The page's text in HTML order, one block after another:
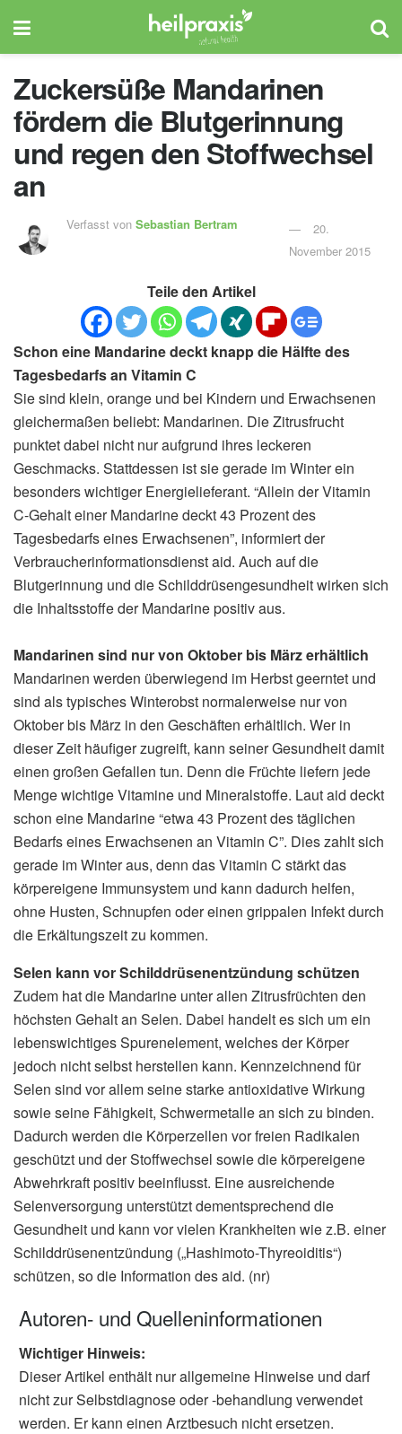
Zuckersüße Mandarinen
fördern die Blutgerinnung
und regen den Stoffwechsel
an
Verfasst von Sebastian Bertram
20.
November 2015
Teile den Artikel
Schon eine Mandarine deckt knapp die Hälfte des
Tagesbedarfs an Vitamin C
Sie sind klein, orange und bei Kindern und Erwachsenen
gleichermaßen beliebt: Mandarinen. Die Zitrusfrucht
punktet dabei nicht nur aufgrund ihres leckeren
Geschmacks. Stattdessen ist sie gerade im Winter ein
besonders wichtiger Energielieferant. “Allein der Vitamin
C-Gehalt einer Mandarine deckt 43 Prozent des
Tagesbedarfs eines Erwachsenen”, informiert der
Verbraucherinformationsdienst aid. Auch auf die
Blutgerinnung und die Schilddrüsengesundheit wirken sich
die Inhaltsstoffe der Mandarine positiv aus.
Mandarinen sind nur von Oktober bis März erhältlich
Mandarinen werden überwiegend im Herbst geerntet und
sind als typisches Winterobst normalerweise nur von
Oktober bis März in den Geschäften erhältlich. Wer in
dieser Zeit häufiger zugreift, kann seiner Gesundheit damit
einen großen Gefallen tun. Denn die Früchte liefern jede
Menge wichtige Vitamine und Mineralstoffe. Laut aid deckt
schon eine Mandarine “etwa 43 Prozent des täglichen
Bedarfs eines Erwachsenen an Vitamin C”. Dies zahlt sich
gerade im Winter aus, denn das Vitamin C stärkt das
körpereigene Immunsystem und kann dadurch helfen,
ohne Husten, Schnupfen oder einen grippalen Infekt durch
die Erkältungszeit zu kommen.
Selen kann vor Schilddrüsenentzündung schützen
Zudem hat die Mandarine unter allen Zitrusfrüchten den
höchsten Gehalt an Selen. Dabei handelt es sich um ein
lebenswichtiges Spurenelement, welches der Körper
jedoch nicht selbst herstellen kann. Kennzeichnend für
Selen sind vor allem seine starke antioxidative Wirkung
sowie seine Fähigkeit, Schwermetalle an sich zu binden.
Dadurch werden die Körperzellen vor freien Radikalen
geschützt und der Stoffwechsel sowie die körpereigene
Abwehrkraft positiv beeinflusst. Eine ausreichende
Selenversorgung unterstützt dementsprechend die
Gesundheit und kann vor vielen Krankheiten wie z.B. einer
Schilddrüsenentzündung („Hashimoto-Thyreoiditis“)
schützen, so die Information des aid. (nr)
Autoren- und Quelleninformationen
Wichtiger Hinweis:
Dieser Artikel enthält nur allgemeine Hinweise und darf
nicht zur Selbstdiagnose oder -behandlung verwendet
werden. Er kann einen Arztbesuch nicht ersetzen.